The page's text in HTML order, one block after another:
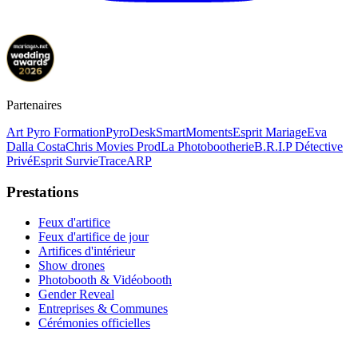
Partenaires
Art Pyro FormationPyroDeskSmartMomentsEsprit MariageEva
Dalla CostaChris Movies ProdLa PhotobootherieB.R.I.P Détective
PrivéEsprit SurvieTraceARP
Prestations
Feux d'artifice
Feux d'artifice de jour
Artifices d'intérieur
Show drones
Photobooth & Vidéobooth
Gender Reveal
Entreprises & Communes
Cérémonies officielles